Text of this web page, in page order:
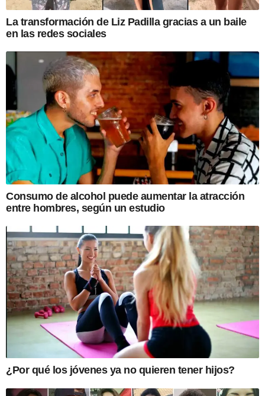
La transformación de Liz Padilla gracias a un baile
en las redes sociales
Consumo de alcohol puede aumentar la atracción
entre hombres, según un estudio
¿Por qué los jóvenes ya no quieren tener hijos?